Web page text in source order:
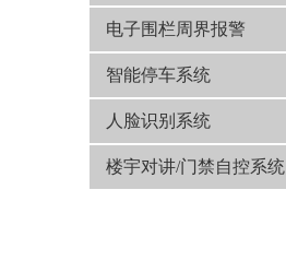
电子围栏周界报警
智能停车系统
人脸识别系统
楼宇对讲/门禁自控系统